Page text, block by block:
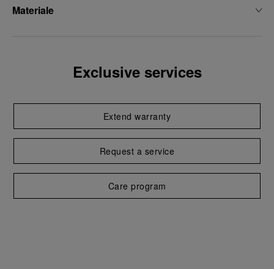
Materiale
Exclusive services
Extend warranty
Request a service
Care program